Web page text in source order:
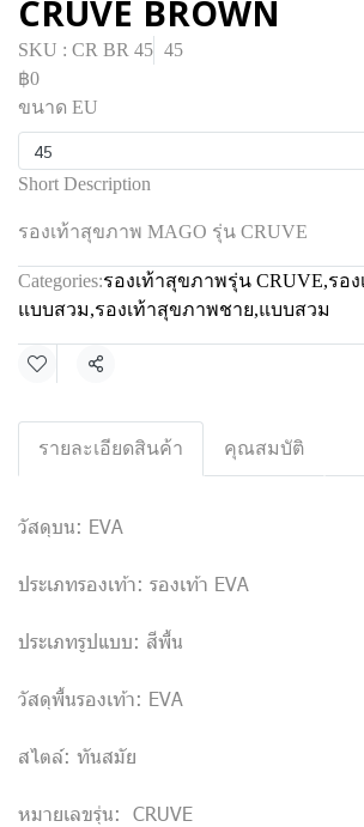
CRUVE BROWN
SKU : CR BR 45 45
฿0
ขนาด EU
45
Short Description
รองเท้าสุขภาพ MAGO รุ่น CRUVE
Categories:รองเท้าสุขภาพรุ่น CRUVE,รอ
แบบสวม,รองเท้าสุขภาพชาย,แบบสวม
Share
รายละเอียดสินค้า คุณสมบัติ
วัสดุบน: EVA
ประเภทรองเท้า: รองเท้า EVA
ประเภทรูปแบบ: สีพื้น
วัสดุพื้นรองเท้า: EVA
สไตล์: ทันสมัย
หมายเลขรุ่น: CRUVE